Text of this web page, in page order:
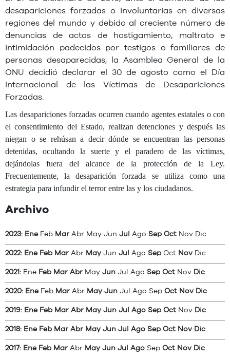
desapariciones forzadas o involuntarias en diversas
regiones del mundo y debido al creciente número de
denuncias de actos de hostigamiento, maltrato e
intimidación padecidos por testigos o familiares de
personas desaparecidas, la Asamblea General de la
ONU decidió declarar el 30 de agosto como el Día
Internacional de las Víctimas de Desapariciones
Forzadas.
Las desapariciones forzadas ocurren cuando agentes estatales o con
el consentimiento del Estado, realizan detenciones y después las
niegan o se rehúsan a decir dónde se encuentran las personas
detenidas, ocultando la suerte y el paradero de las víctimas,
dejándolas fuera del alcance de la protección de la Ley.
Frecuentemente, la desaparición forzada se utiliza como una
estrategia para infundir el terror entre las y los ciudadanos.
Archivo
2023: Ene Feb Mar Abr May Jun Jul Ago Sep Oct Nov Dic
2022: Ene Feb Mar Abr May Jun Jul Ago Sep Oct Nov Dic
2021: Ene Feb Mar Abr May Jun Jul Ago Sep Oct Nov Dic
2020: Ene Feb Mar Abr May Jun Jul Ago Sep Oct Nov Dic
2019: Ene Feb Mar Abr May Jun Jul Ago Sep Oct Nov Dic
2018: Ene Feb Mar Abr May Jun Jul Ago Sep Oct Nov Dic
2017: Ene Feb Mar Abr May Jun Jul Ago Sep Oct Nov Dic